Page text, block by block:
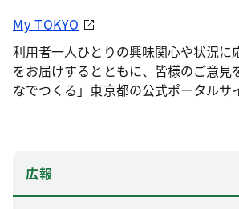
My TOKYO
利用者一人ひとりの興味関心や状況に
をお届けするとともに、皆様のご意見
なでつくる」東京都の公式ポータルサ
広報